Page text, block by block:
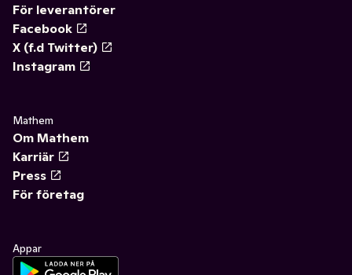
För leverantörer
Facebook
X (f.d Twitter)
Instagram
Mathem
Om Mathem
Karriär
Press
För företag
Appar